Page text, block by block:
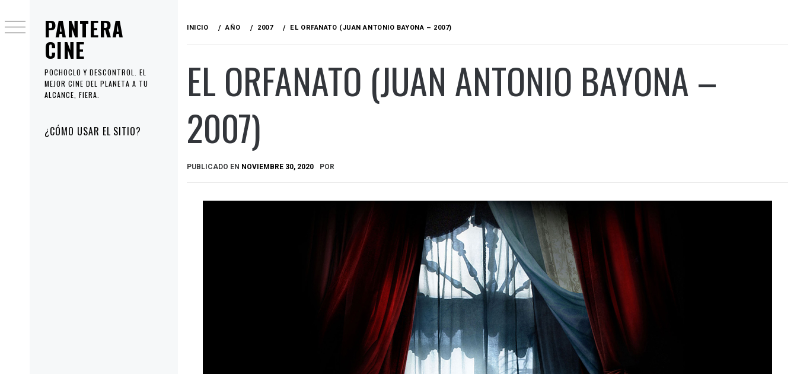
PANTERA
CINE
POCHOCLO Y DESCONTROL. EL
MEJOR CINE DEL PLANETA A TU
ALCANCE, FIERA.
principal
¿CÓMO USAR EL SITIO?
al
contenido
INICIO AÑO 2007 EL ORFANATO (JUAN ANTONIO BAYONA – 2007)
EL ORFANATO (JUAN ANTONIO BAYONA –
2007)
PUBLICADO EN NOVIEMBRE 30, 2020 POR